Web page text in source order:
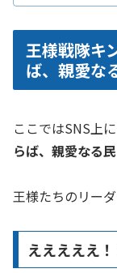
王様戦隊キ
ば、親愛な
ここではSNS上
らば、親愛なる民
王様たちのリー
えええええ